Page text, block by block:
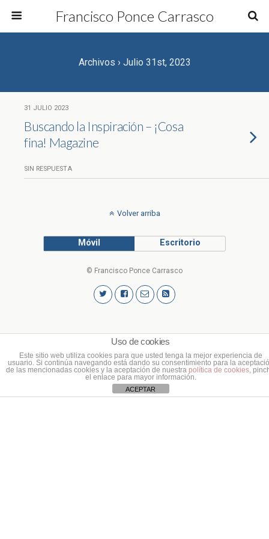
Francisco Ponce Carrasco
Archivos › Julio 31st, 2023
31 JULIO 2023
Buscando la Inspiración – ¡Cosa
fina! Magazine
SIN RESPUESTA
Volver arriba
Móvil Escritorio
© Francisco Ponce Carrasco
Uso de cookies
Este sitio web utiliza cookies para que usted tenga la mejor experiencia de
usuario. Si continúa navegando está dando su consentimiento para la
de las mencionadas cookies y la aceptación de nuestra política de cookies,
el enlace para mayor información.
ACEPTAR